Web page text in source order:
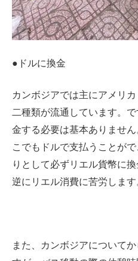
●ドルに換金
カンボジアでは主にアメリ
二種類が流通しています。
金する必要は基本ありませ
こでもドルで支払うことが
りとして必ずリエル貨幣に
逆にリエル消費に苦労します
また、カンボジアについて